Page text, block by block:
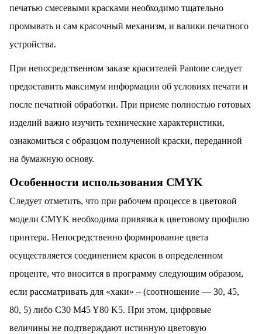
печатью смесевыми красками необходимо тщательно
промывать и сам красочный механизм, и валики печатного
устройства.
При непосредственном заказе красителей Pantone следует
предоставить максимум информации об условиях печати и
после печатной обработки. При приеме полностью готовых
изделий важно изучить технические характеристики,
ознакомиться с образцом полученной краски, переданной
на бумажную основу.
Особенности использования CMYK
Cледует отметить, что при рабочем процессе в цветовой
модели CMYK необходима привязка к цветовому профилю
принтера. Непосредственно формирование цвета
осуществляется соединением красок в определенном
проценте, что вносится в программу следующим образом,
если рассматривать для «хаки» – (соотношение — 30, 45,
80, 5) либо C30 M45 Y80 K5. При этом, цифровые
величины не подтверждают истинную цветовую